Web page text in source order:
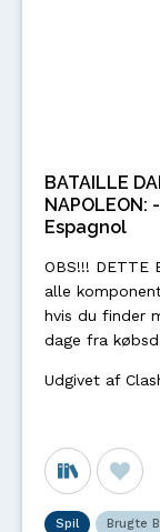
BATAILLE
Espagnol
OBS!!! DETTE
alle
hvis du finder
dage fra
Udgivet af
Spil Brugte